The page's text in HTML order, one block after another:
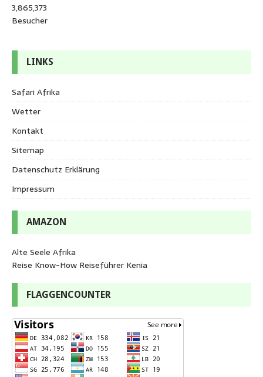
3,865,373
Besucher
LINKS
Safari Afrika
Wetter
Kontakt
Sitemap
Datenschutz Erklärung
Impressum
AMAZON
Alte Seele Afrika
Reise Know-How Reiseführer Kenia
FLAGGENCOUNTER